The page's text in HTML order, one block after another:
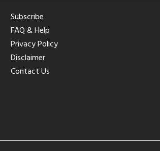
Subscribe
FAQ & Help
Privacy Policy
Disclaimer
Contact Us